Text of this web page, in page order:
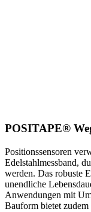
POSITAPE®
Positionssensoren
Edelstahlmessband,
werden. Das robuste
unendliche
Anwendungen mit
Bauform bietet